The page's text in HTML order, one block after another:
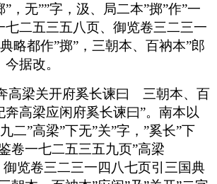
，无””字，汲、局二本”掷”作”一
七二五三五八页、御览卷三二三一
略都作”掷”，三朝本、百衲本”郎
据改。
高梁关开府奚长谏曰 三朝本、百
奔高梁应闲府奚长谏曰”。南本以
二”高梁”下无”关”字，”奚长”下
卷一七二五三五九页”高梁
御览卷三二三一四八七页引三国典